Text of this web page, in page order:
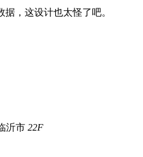
据，这设计也太怪了吧。
沂市 22F